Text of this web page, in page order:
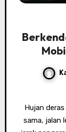
Hujan deras saat jam pulang kerja punya pola yang
sama, jalan